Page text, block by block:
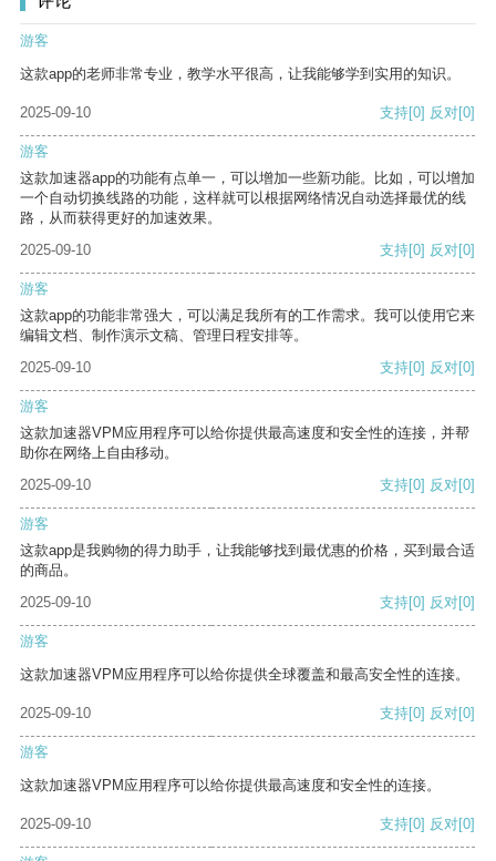
游客
这款app的老师非常专业，教学水平很高，让我能够学到实用的知识。
2025-09-10 支持[0] 反对[0]
游客
这款加速器app的功能有点单一，可以增加一些新功能。比如，可以增加
一个自动切换线路的功能，这样就可以根据网络情况自动选择最优的线
路，从而获得更好的加速效果。
2025-09-10
支持[0] 反对[0]
游客
这款app的功能非常强大，可以满足我所有的工作需求。我可以使用它来
编辑文档、制作演示文稿、管理日程安排等。
2025-09-10
支持[0] 反对[0]
游客
这款加速器VPM应用程序可以给你提供最高速度和安全性的连接，并帮
助你在网络上自由移动。
2025-09-10
支持[0] 反对[0]
游客
这款app是我购物的得力助手，让我能够找到最优惠的价格，买到最合适
的商品。
2025-09-10
支持[0] 反对[0]
游客
这款加速器VPM应用程序可以给你提供全球覆盖和最高安全性的连接。
2025-09-10 支持[0] 反对[0]
游客
这款加速器VPM应用程序可以给你提供最高速度和安全性的连接。
2025-09-10 支持[0] 反对[0]